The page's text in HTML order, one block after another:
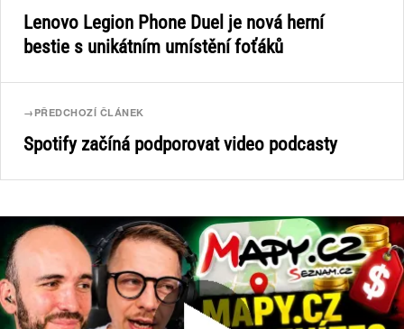
Lenovo Legion Phone Duel je nová herní
bestie s unikátním umístění foťáků
→ PŘEDCHOZÍ ČLÁNEK
Spotify začíná podporovat video podcasty